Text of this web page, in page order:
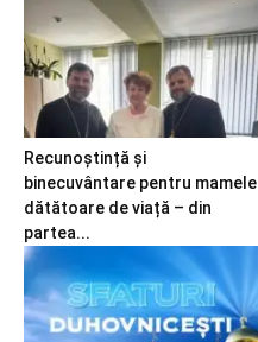
Recunoștință și
binecuvântare pentru mamele
dătătoare de viață – din
partea...